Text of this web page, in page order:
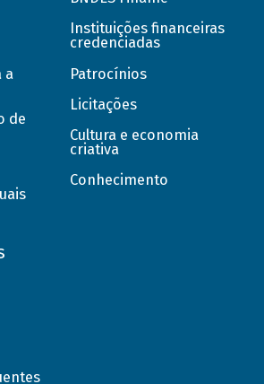
a
de
Instituições financeiras
credenciadas
Patrocínios
Licitações
Cultura e economia
criativa
Conhecimento